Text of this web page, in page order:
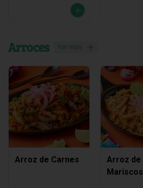
Arroces Ver más
Arroz de Carnes
Arroz de
Mariscos